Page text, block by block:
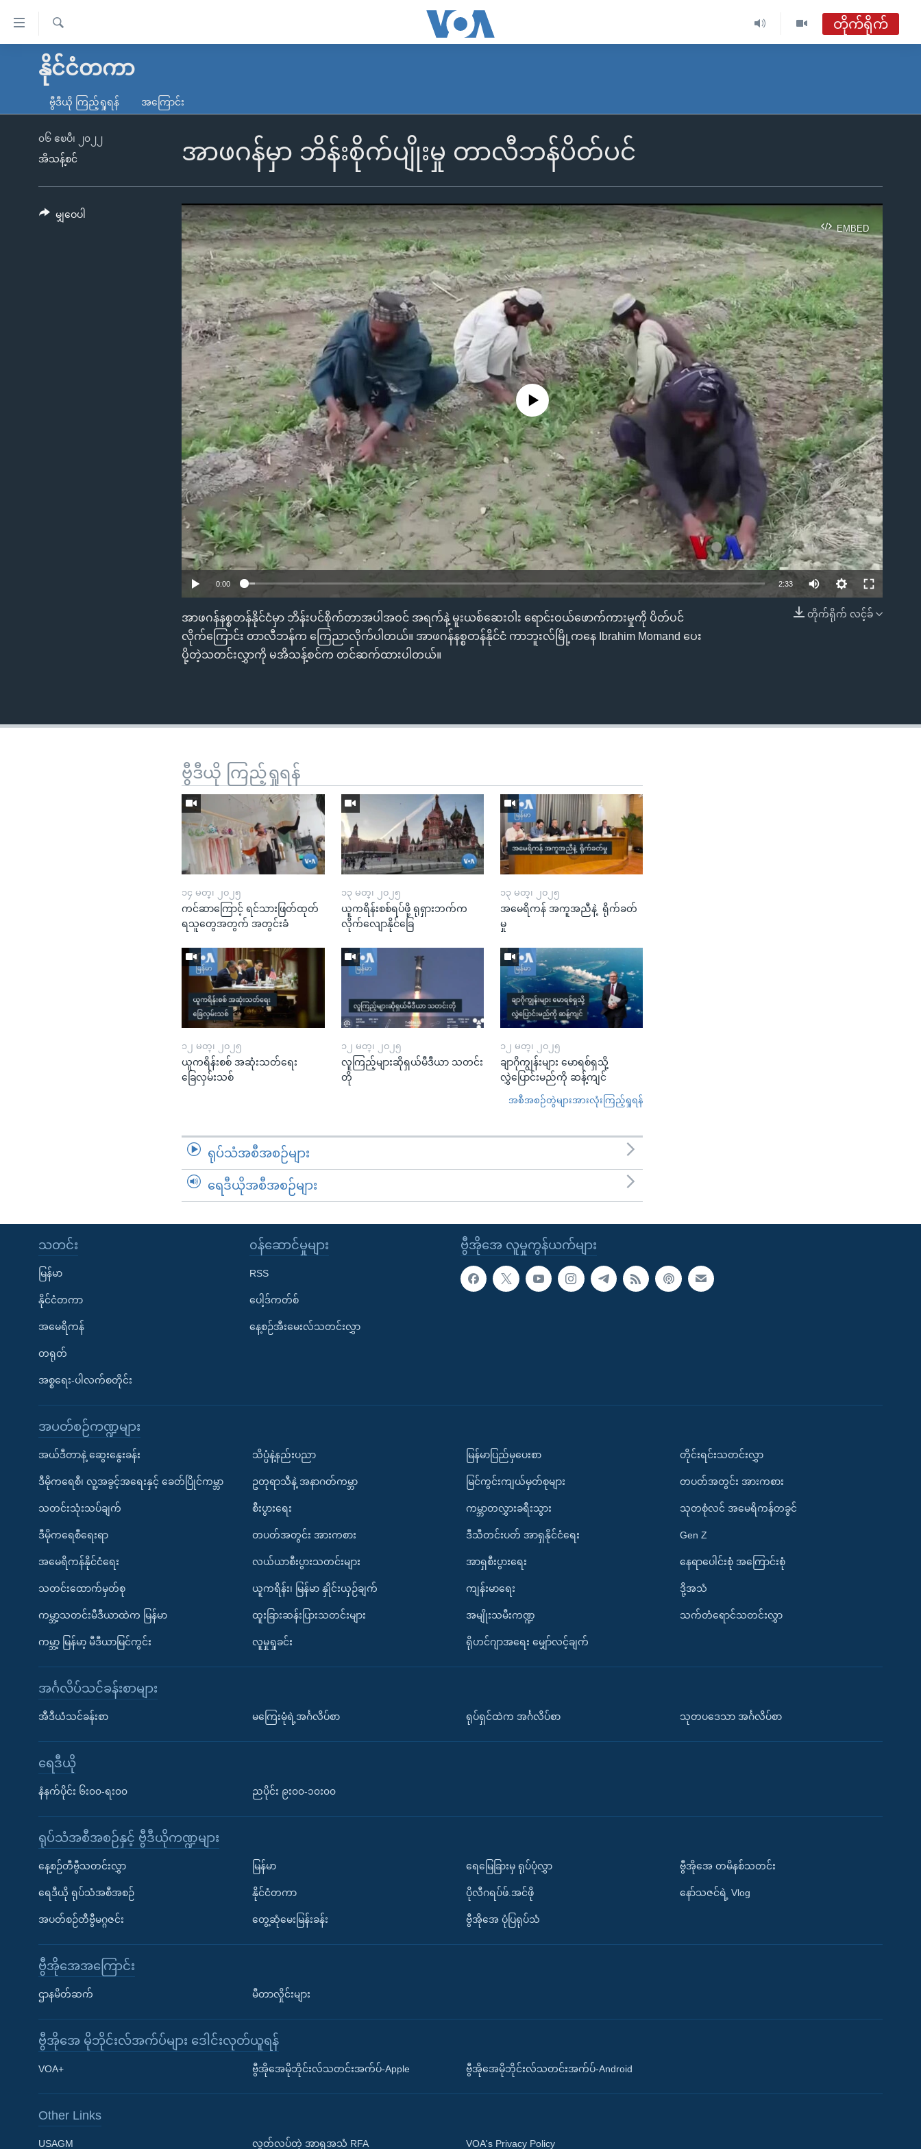
လွယ်ကူ
သည့်
မူလစာမျက်နှာ
ကမ္ဘာ့သတင်းများ
နိုင်ငံတကာ
အမေရိကန်
တရုတ်
အစ္စရေး-ပါလက်စတိုင်း
သတင်းလွတ်လပ်ခွင့်
ရပ်ဝန်းတခု လမ်းတခု အလွန်
အင်္ဂလိပ်စာလေ့လာမယ်
Learning English
ရှာဖွေ
ရ
လာ
တိုက်ရိုက်
အစီအစဉ်များ
ရေဒီယိုတိုက်ရိုက်နားဆင်ရန်
နိုင်ငံတကာ
ဗွီဒီယို ကြည့်ရှုရန် အကြောင်း
အာဖဂန်မှာ ဘိန်းစိုက်ပျိုးမှု တာလီဘန်ပိတ်ပင်
၀၆ ဧၿပီ၊ ၂၀၂၂
အိသန့်စင်
EMBED
EMBED
No media source currently available
0:00 2:33
တိုက်ရိုက် လင့်ခ်
အာဖဂန်နစ္စတန်နိုင်ငံမှာ ဘိန်းပင်စိုက်တာအပါအဝင် အရက်နဲ့ မူးယစ်ဆေးဝါး ရောင်းဝယ်ဖောက်ကားမှုကို ပိတ်ပင်
လိုက်ကြောင်း တာလီဘန်က ကြေညာလိုက်ပါတယ်။ အာဖဂန်နစ္စတန်နိုင်ငံ ကာဘူးလ်မြို့ကနေ Ibrahim Momand ပေး
ပို့တဲ့သတင်းလွှာကို မအိသန့်စင်က တင်ဆက်ထားပါတယ်။
မျှဝေပါ
ဗွီဒီယို ကြည့်ရှုရန်
၁၄ မတ္၊ ၂၀၂၅
ကင်ဆာကြောင့် ရင်သားဖြတ်ထုတ်
ရသူတွေအတွက် အတွင်းခံ
၁၃ မတ္၊ ၂၀၂၅
ယူကရိန်းစစ်ရပ်ဖို့ ရုရှားဘက်က
လိုက်လျောနိုင်ခြေ
၁၃ မတ္၊ ၂၀၂၅
အမေရိကန် အကူအညီနဲ့ ရိုက်ခတ်
မှု
၁၂ မတ္၊ ၂၀၂၅
ယူကရိန်းစစ် အဆုံးသတ်ရေး
ခြေလှမ်းသစ်
၁၂ မတ္၊ ၂၀၂၅
လူကြည့်များဆိုရှယ်မီဒီယာ သတင်း
တို
၁၂ မတ္၊ ၂၀၂၅
ချာဂိုကျွန်းများ မောရစ်ရှသို့
လွှဲပြောင်းမည်ကို ဆန့်ကျင်
အစီအစဉ်တွဲများအားလုံးကြည့်ရှုရန်
ရုပ်သံအစီအစဉ်များ
ရေဒီယိုအစီအစဉ်များ
ဗွီအိုအေ လူမှုကွန်ယက်များ
သတင်း
မြန်မာ
နိုင်ငံတကာ
အမေရိကန်
တရုတ်
အစ္စရေး-ပါလက်စတိုင်း
၀န်ဆောင်မှုများ
RSS
ပေါ့ဒ်ကတ်စ်
နေ့စဉ်အီးမေးလ်သတင်းလွှာ
အပတ်စဉ်ကဏ္ဍများ
အယ်ဒီတာနဲ့ ဆွေးနွေးခန်း
ဒီမိုကရေစီ၊ လူ့အခွင့်အရေးနှင့် ခေတ်ပြိုင်ကမ္ဘာ
သတင်းသုံးသပ်ချက်
ဒီမိုကရေစီရေးရာ
အမေရိကန်နိုင်ငံရေး
သတင်းထောက်မှတ်စု
ကမ္ဘာ့သတင်းမီဒီယာထဲက မြန်မာ
ကမ္ဘာ့ မြန်မာ့ မီဒီယာမြင်ကွင်း
သိပ္ပံနဲ့နည်းပညာ
ဥတုရာသီနဲ့ အနာဂတ်ကမ္ဘာ
စီးပွားရေး
တပတ်အတွင်း အားကစား
လယ်ယာစီးပွားသတင်းများ
ယူကရိန်း၊ မြန်မာ နှိုင်းယှဉ်ချက်
ထူးခြားဆန်းပြားသတင်းများ
လူမှုရှုခင်း
မြန်မာပြည်မှပေးစာ
မြင်ကွင်းကျယ်မှတ်စုများ
ကမ္ဘာတလွှားခရီးသွား
ဒီသီတင်းပတ် အာရှနိုင်ငံရေး
အာရှစီးပွားရေး
ကျန်းမာရေး
အမျိုးသမီးကဏ္ဍ
ရိုဟင်ဂျာအရေး မျှော်လင့်ချက်
တိုင်းရင်းသတင်းလွှာ
တပတ်အတွင်း အားကစား
သုတစုံလင် အမေရိကန်တခွင်
Gen Z
နေရာပေါင်းစုံ အကြောင်းစုံ
ဒို့အသံ
သက်တံရောင်သတင်းလွှာ
အင်္ဂလိပ်သင်ခန်းစာများ
အီဒီယံသင်ခန်းစာ မကြေးမုံရဲ့အင်္ဂလိပ်စာ ရုပ်ရှင်ထဲက အင်္ဂလိပ်စာ သုတပဒေသာ အင်္ဂလိပ်စာ
ရေဒီယို
နံနက်ပိုင်း ၆း၀၀-ရး၀၀ ညပိုင်း ၉း၀၀-၁၀း၀၀
ရုပ်သံအစီအစဉ်နှင့် ဗွီဒီယိုကဏ္ဍများ
နေ့စဉ်တီဗွီသတင်းလွှာ
ရေဒီယို ရုပ်သံအစီအစဉ်
အပတ်စဉ်တီဗွီမဂ္ဂဇင်း
မြန်မာ
နိုင်ငံတကာ
တွေ့ဆုံမေးမြန်းခန်း
ရေမြေခြားမှ ရုပ်ပုံလွှာ
ပိုလီဂရပ်ဖ်.အင်ဖို
ဗွီအိုအေ ပုံပြရုပ်သံ
ဗွီအိုအေ တမိနစ်သတင်း
နော်သဇင်ရဲ့ Vlog
ဗွီအိုအေအကြောင်း
ဌာနမိတ်ဆက် မီတာလှိုင်းများ
ဗွီအိုအေ မိုဘိုင်းလ်အက်ပ်များ ဒေါင်းလုတ်ယူရန်
VOA+ ဗွီအိုအေမိုဘိုင်းလ်သတင်းအက်ပ်-Apple ဗွီအိုအေမိုဘိုင်းလ်သတင်းအက်ပ်-Android
Other Links
USAGM လွတ်လပ်တဲ့ အာရှအသံ RFA VOA's Privacy Policy